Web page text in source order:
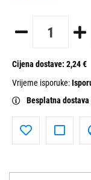
Cijena dostave: 2,24 €
Vrijeme isporuke:
Besplatna dostava